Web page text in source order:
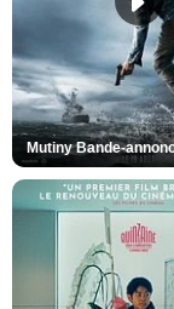
Mutiny Bande-